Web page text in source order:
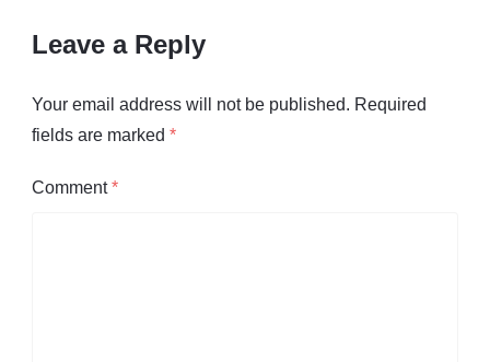
Leave a Reply
Your email address will not be published. Required
fields are marked *
Comment*